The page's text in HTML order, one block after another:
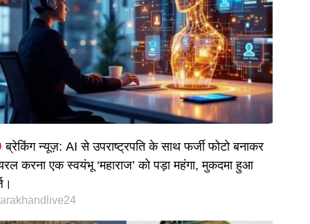
ब्रेकिंग न्यूज़: AI से उपराष्ट्रपति के साथ फर्जी फोटो बनाकर
करना एक स्वयंभू ‘महाराज’ को पड़ा महंगा, मुकदमा हुआ